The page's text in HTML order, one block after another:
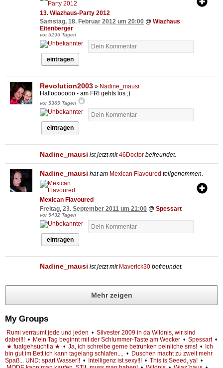
13. Wiazhaus-Party 2012
Samstag, 18. Februar 2012 um 20:00 @ Wiazhaus
Eitenberger
vor 5296 Tagen
eintragen
Revolution2003 » Nadine_mausi
Hallooooooo - am FRI gehts los ;)
vor 5365 Tagen
eintragen
Nadine_mausi ist jetzt mit46Doctor befreundet.
Nadine_mausi hat am Mexican Flavoured teilgenommen.
Mexican Flavoured
Freitag, 23. September 2011 um 21:00 @ Spessart
vor 5432 Tagen
eintragen
Nadine_mausi ist jetzt mit Maverick30 befreundet.
Mehr zeigen
My Groups
Rumi verräumt jede und jeden • Silvester 2009 in da Wildnis, wir sind
dabei!!! • Mein Tag beginnt mit der Schlummer-Taste am Wecker • Spessart •
★ fuatgehsüchtla ★ • Ja, ich schreibe gerne betrunken peinliche sms! •
Ich
bin gut im Bett ich kann tagelang schlafen.... • Duschen macht zu zweit mehr
Spaß... UND: spart Wasser!! • Intelligenz ist sexy!!! • This is Seeed, ya! •